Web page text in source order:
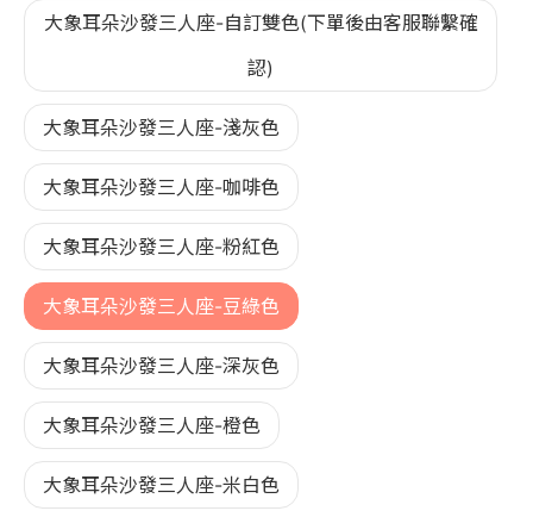
大象耳朵沙發三人座-自訂雙色(下單後由客服聯繫確
認)
大象耳朵沙發三人座-淺灰色
大象耳朵沙發三人座-咖啡色
大象耳朵沙發三人座-粉紅色
大象耳朵沙發三人座-豆綠色
大象耳朵沙發三人座-深灰色
大象耳朵沙發三人座-橙色
大象耳朵沙發三人座-米白色